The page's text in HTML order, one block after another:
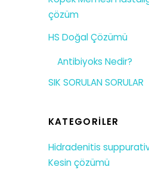
çözüm
HS Doğal Çözümü
Antibiyoks Nedir?
SIK SORULAN SORULAR
KATEGORILER
Hidradenitis
Kesin çözümü